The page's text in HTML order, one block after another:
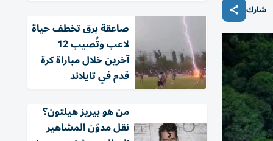
شارك
صاعقة برق تخطف حياة
لاعب وتُصيب 12
آخرين خلال مباراة كرة
قدم في تايلاند
من هو بيريز هيلتون؟
نقل مدوّن المشاهير